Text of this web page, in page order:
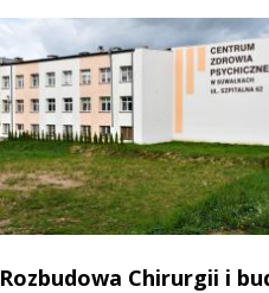
Rozbudowa Chirurgii i